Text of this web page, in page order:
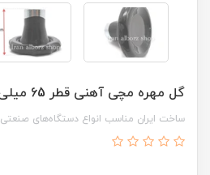
گل مهره مچی آهنی قطر 65 میلی‌متر کد 00202343
ساخت ایران مناسب انواع دستگاه‌های صنعتی